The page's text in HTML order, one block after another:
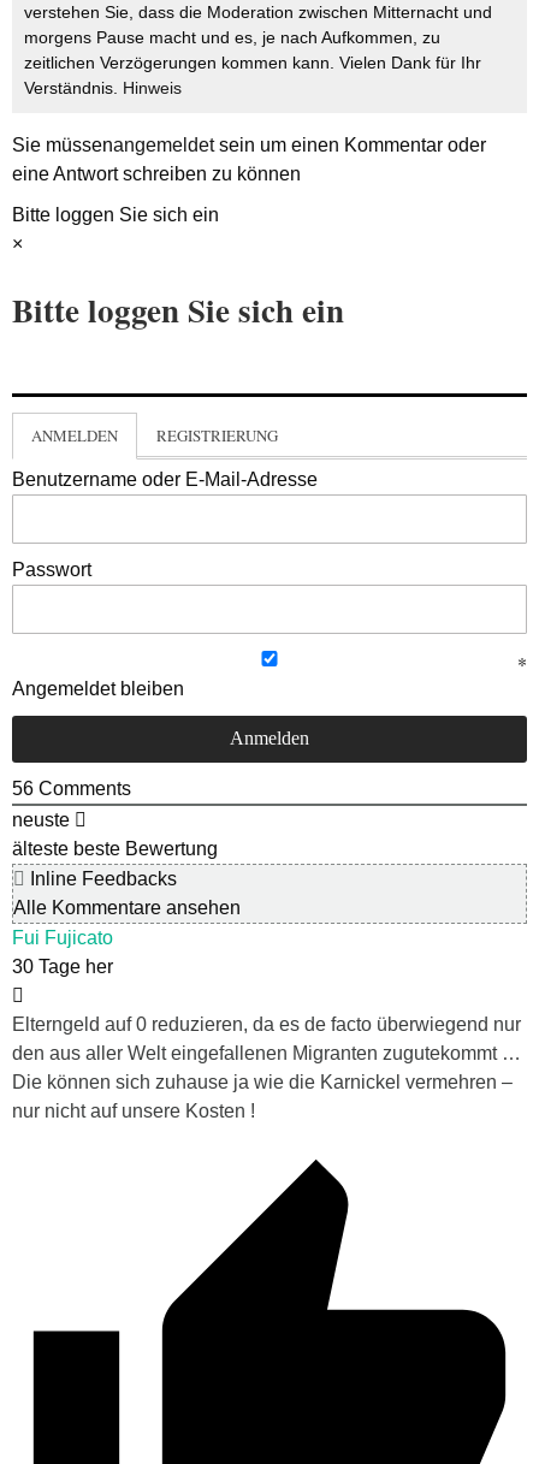
verstehen Sie, dass die Moderation zwischen Mitternacht und
morgens Pause macht und es, je nach Aufkommen, zu
zeitlichen Verzögerungen kommen kann. Vielen Dank für Ihr
Verständnis. Hinweis
Sie müssenangemeldetsein um einen Kommentar oder
eine Antwort schreiben zu können
Bitte loggen Sie sich ein
×
Bitte loggen Sie sich ein
ANMELDEN REGISTRIERUNG
Benutzername oder E-Mail-Adresse
Passwort
Angemeldet bleiben
56 Comments
neuste
älteste beste Bewertung
Inline Feedbacks
Alle Kommentare ansehen
Fui Fujicato
30 Tage her
Elterngeld auf 0 reduzieren, da es de facto überwiegend nur
den aus aller Welt eingefallenen Migranten zugutekommt …
Die können sich zuhause ja wie die Karnickel vermehren –
nur nicht auf unsere Kosten !